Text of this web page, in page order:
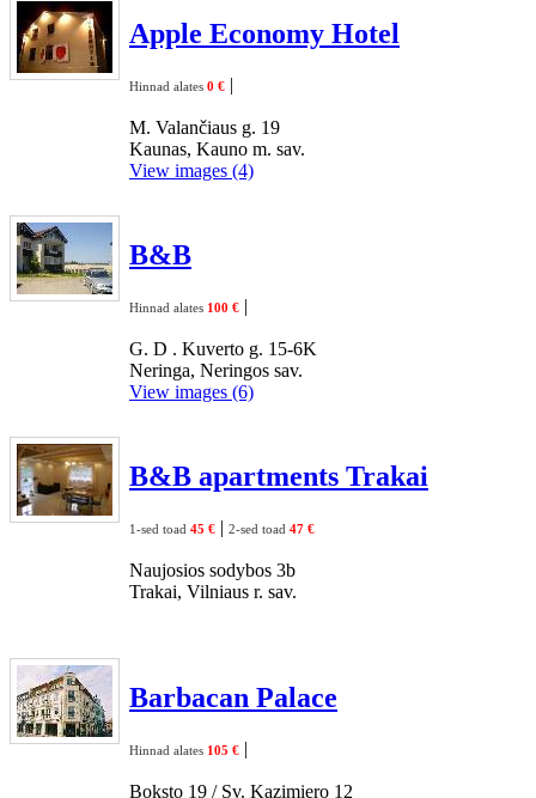
Apple Economy Hotel
Hinnad alates 0 € |
M. Valančiaus g. 19
Kaunas, Kauno m. sav.
View images (4)
B&B
Hinnad alates 100 € |
G. D . Kuverto g. 15-6K
Neringa, Neringos sav.
View images (6)
B&B apartments Trakai
1-sed toad 45 € | 2-sed toad 47 €
Naujosios sodybos 3b
Trakai, Vilniaus r. sav.
Barbacan Palace
Hinnad alates 105 € |
Boksto 19 / Sv. Kazimiero 12